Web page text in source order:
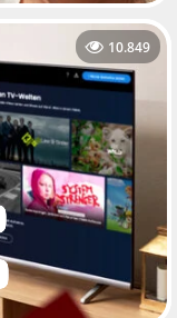
10.849